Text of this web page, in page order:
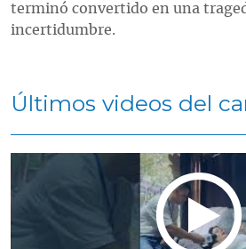
terminó convertido en una
incertidumbre.
Últimos videos del